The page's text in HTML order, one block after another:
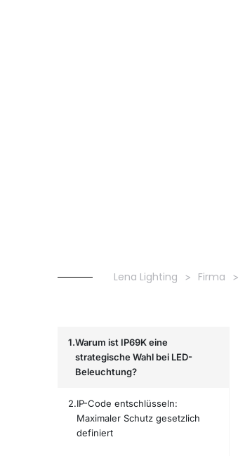
Lena Lighting Firma
Warum ist IP69K eine
strategische Wahl bei LED-
Beleuchtung?
IP-Code entschlüsseln:
Maximaler Schutz gesetzlich
definiert